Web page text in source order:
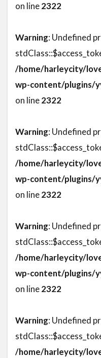
on line2322
Warning: Undefined
/home/harleycity/
wp-content/plugins/
on line2322
Warning: Undefined
/home/harleycity/
wp-content/plugins/
on line2322
Warning: Undefined
/home/harleycity/
wp-content/plugins/
on line2322
Warning: Undefined
/home/harleycity/